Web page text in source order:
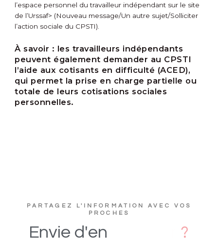
l’espace personnel du travailleur indépendant sur le site
de l’Urssaf> (Nouveau message/Un autre sujet/Solliciter
l’action sociale du CPSTI).
À savoir : les travailleurs indépendants
peuvent également demander au CPSTI
l’aide aux cotisants en difficulté (ACED),
qui permet la prise en charge partielle ou
totale de leurs cotisations sociales
personnelles.
PARTAGEZ L'INFORMATION AVEC VOS
PROCHES
Envie d'en